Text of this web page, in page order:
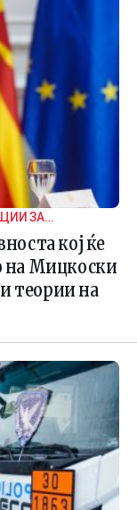
ЗА
кој ќе
на Мицкоски
теории на